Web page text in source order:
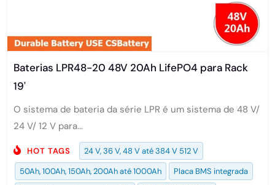
Baterias LPR48-20 48V 20Ah LifePO4 para Rack
19'
O sistema de bateria da série LPR é um sistema de 48 V/
24 V/ 12 V para...
HOT TAGS
24 V, 36 V, 48 V até 384 V 512 V
50Ah, 100Ah, 150Ah, 200Ah até 1000Ah
Placa BMS integrada